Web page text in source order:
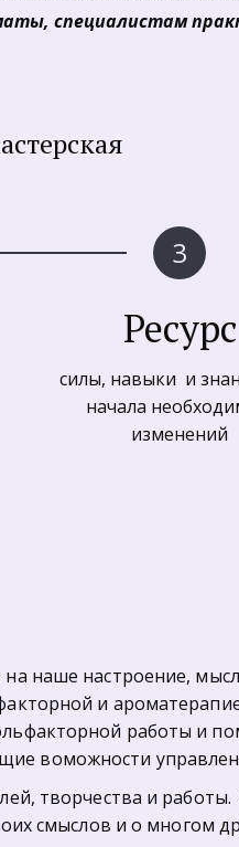
специалистам
Ресурс
силы, навыки  и
начала
изменений
наше настроение,
и
работы и
воможности
творчества и
смыслов и о многом